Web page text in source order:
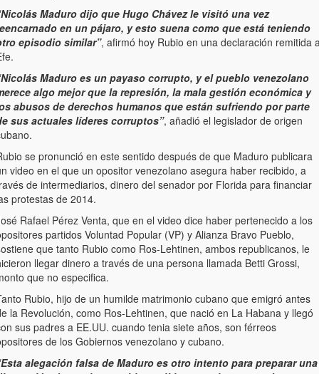
Maduro dijo que Hugo Chávez le visitó una vez
en un pájaro, y esto suena como que está teniendo
episodio similar”, afirmó hoy Rubio en una declaración remitida
Maduro es un payaso corrupto, y el pueblo venezolano
algo mejor que la represión, la mala gestión económica y
abusos de derechos humanos que están sufriendo por parte
sus actuales líderes corruptos”, añadió el legislador de origen
se pronunció en este sentido después de que Maduro publicara
video en el que un opositor venezolano asegura haber recibido, a
de intermediarios, dinero del senador por Florida para financiar
protestas de 2014.
Rafael Pérez Venta, que en el video dice haber pertenecido a los
partidos Voluntad Popular (VP) y Alianza Bravo Pueblo,
que tanto Rubio como Ros-Lehtinen, ambos republicanos, le
llegar dinero a través de una persona llamada Betti Grossi,
que no especifica.
Rubio, hijo de un humilde matrimonio cubano que emigró antes
la Revolución, como Ros-Lehtinen, que nació en La Habana y llegó
sus padres a EE.UU. cuando tenia siete años, son férreos
de los Gobiernos venezolano y cubano.
alegación falsa de Maduro es otro intento para preparar una